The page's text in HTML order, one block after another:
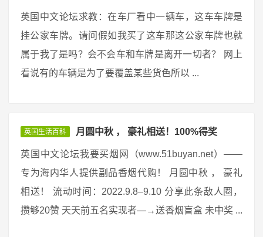
英国中文论坛求教：在车厂看中一辆车，这车车牌是
挂公家车牌。请问假如我买了这车那这公家车牌也就
属于我了是吗？会不会车和车牌是离开一切者？ 网上
看说有的车辆是为了要覆盖某些货色所以 ...
英国生活百科 月圆中秋 ， 豪礼相送！100%得奖
英国中文论坛我要买烟网（www.51buyan.net）——
专为海内华人提供副品香烟代购！ 月圆中秋 ， 豪礼
相送！ 流动时间：2022.9.8–9.10 分享此条敌人圈，
攒够20赞 天天前五名实现者—→送香烟盲盒 未中奖 ...